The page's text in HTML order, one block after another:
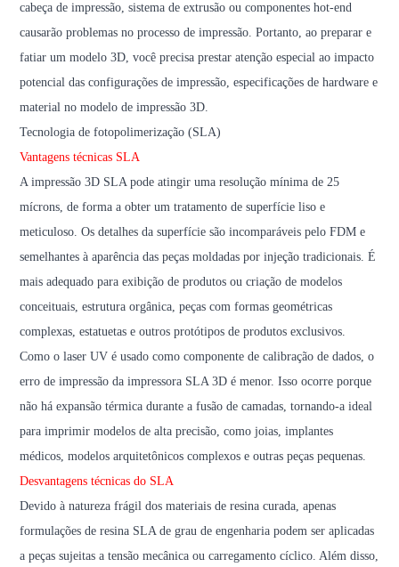
cabeça de impressão, sistema de extrusão ou componentes hot-end
causarão problemas no processo de impressão. Portanto, ao preparar e
fatiar um modelo 3D, você precisa prestar atenção especial ao impacto
potencial das configurações de impressão, especificações de hardware e
material no modelo de impressão 3D.
Tecnologia de fotopolimerização (SLA)
Vantagens técnicas SLA
A impressão 3D SLA pode atingir uma resolução mínima de 25
mícrons, de forma a obter um tratamento de superfície liso e
meticuloso. Os detalhes da superfície são incomparáveis ​​pelo FDM e
semelhantes à aparência das peças moldadas por injeção tradicionais. É
mais adequado para exibição de produtos ou criação de modelos
conceituais, estrutura orgânica, peças com formas geométricas
complexas, estatuetas e outros protótipos de produtos exclusivos.
Como o laser UV é usado como componente de calibração de dados, o
erro de impressão da impressora SLA 3D é menor. Isso ocorre porque
não há expansão térmica durante a fusão de camadas, tornando-a ideal
para imprimir modelos de alta precisão, como joias, implantes
médicos, modelos arquitetônicos complexos e outras peças pequenas.
Desvantagens técnicas do SLA
Devido à natureza frágil dos materiais de resina curada, apenas
formulações de resina SLA de grau de engenharia podem ser aplicadas
a peças sujeitas a tensão mecânica ou carregamento cíclico. Além disso,